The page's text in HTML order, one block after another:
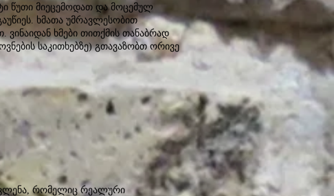
წუთი მიეცემოდათ და მოცემულ
ხმათა უმრავლესობით
ვინაიდან ხმები თითქმის თანაბრად
საკითხებზე) გთავაზობთ ორივე
რომელიც რეალური